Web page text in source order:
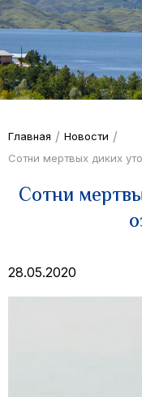
Главная / Новости /
Cотни мертвых диких
Cотни
28.05.2020